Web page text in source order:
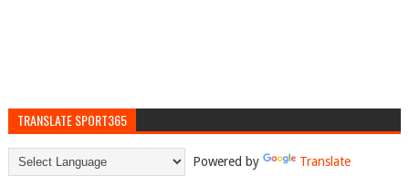
TRANSLATE SPORT365
Powered by Translate